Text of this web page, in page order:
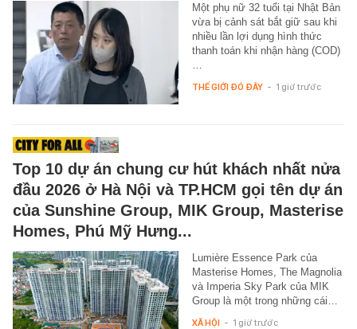
Một phụ nữ 32 tuổi tại Nhật Bản
vừa bị cảnh sát bắt giữ sau khi
nhiều lần lợi dụng hình thức
thanh toán khi nhận hàng (COD)
THẾ GIỚI ĐÓ ĐÂY - 1 giờ trước
Top 10 dự án chung cư hút khách nhất nửa
đầu 2026 ở Hà Nội và TP.HCM gọi tên dự án
của Sunshine Group, MIK Group, Masterise
Homes, Phú Mỹ Hưng...
Lumière Essence Park của
Masterise Homes, The Magnolia
và Imperia Sky Park của MIK
Group là một trong những cái…
XÃ HỘI - 1 giờ trước